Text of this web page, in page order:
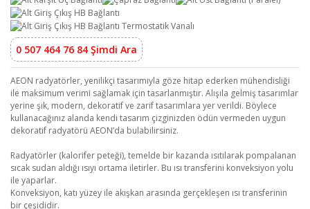
0 507 464 76 84 Şimdi Ara
AEON radyatörler, yenilikçi tasarımıyla göze hitap ederken mühendisliği
ile maksimum verimi sağlamak için tasarlanmıştır. Alışıla gelmiş tasarımlar
yerine şık, modern, dekoratif ve zarif tasarımlara yer verildi. Böylece
kullanacağınız alanda kendi tasarım çizginizden ödün vermeden uygun
dekoratif radyatörü AEON’da bulabilirsiniz.
Radyatörler (kalorifer peteği), temelde bir kazanda ısıtılarak pompalanan
sıcak sudan aldığı ısıyı ortama iletirler. Bu ısı transferini konveksiyon yolu
ile yaparlar.
Konveksiyon, katı yüzey ile akışkan arasında gerçekleşen ısı transferinin
bir çeşididir.